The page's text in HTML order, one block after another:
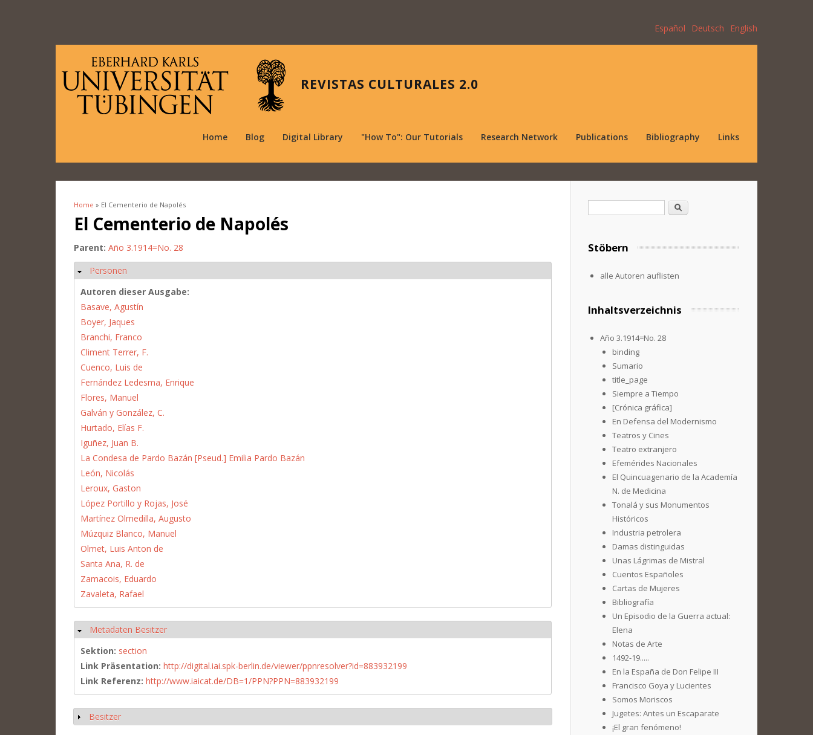
Español Deutsch English
REVISTAS CULTURALES 2.0
Home Blog Digital Library "How To": Our Tutorials Research Network Publications Bibliography Links
You are here
Home » El Cementerio de Napolés
El Cementerio de Napolés
Parent: Año 3.1914=No. 28
Hide
Personen
Autoren dieser Ausgabe:
Basave, Agustín
Boyer, Jaques
Branchi, Franco
Climent Terrer, F.
Cuenco, Luis de
Fernández Ledesma, Enrique
Flores, Manuel
Galván y González, C.
Hurtado, Elías F.
Iguñez, Juan B.
La Condesa de Pardo Bazán [Pseud.] Emilia Pardo Bazán
León, Nicolás
Leroux, Gaston
López Portillo y Rojas, José
Martínez Olmedilla, Augusto
Múzquiz Blanco, Manuel
Olmet, Luis Anton de
Santa Ana, R. de
Zamacois, Eduardo
Zavaleta, Rafael
Hide
Metadaten Besitzer
Sektion: section
Link Präsentation: http://digital.iai.spk-berlin.de/viewer/ppnresolver?id=883932199
Link Referenz: http://www.iaicat.de/DB=1/PPN?PPN=883932199
Show
Besitzer
Search
Stöbern
alle Autoren auflisten
Inhaltsverzeichnis
Año 3.1914=No. 28
binding
Sumario
title_page
Siempre a Tiempo
[Crónica gráfica]
En Defensa del Modernismo
Teatros y Cines
Teatro extranjero
Efemérides Nacionales
El Quincuagenario de la Academía
N. de Medicina
Tonalá y sus Monumentos
Históricos
Industria petrolera
Damas distinguidas
Unas Lágrimas de Mistral
Cuentos Españoles
Cartas de Mujeres
Bibliografía
Un Episodio de la Guerra actual:
Elena
Notas de Arte
1492-19.....
En la España de Don Felipe III
Francisco Goya y Lucientes
Somos Moriscos
Jugetes: Antes un Escaparate
¡El gran fenómeno!